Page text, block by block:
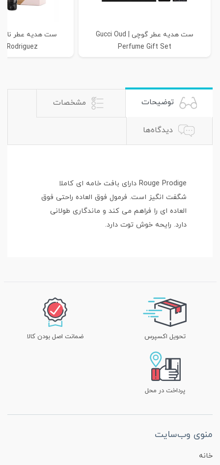
ست هدیه عطر گوچی | Gucci Oud
Perfume Gift Set
ست هدیه عطر
Rodriguez...
توضیحات مشخصات
دیدگاه‌ها
Rouge Prodige دارای بافت خامه ای کاملا
شگفت انگیز است. فرمول فوق العاده راحتی فوق
العاده ای را فراهم می کند و ماندگاری طولانی
دارد. رایحه خوش توت دارد.
تحویل اکسپرس ضمانت اصل بودن کالا
پرداخت در محل
منوی وب‌سایت
خانه